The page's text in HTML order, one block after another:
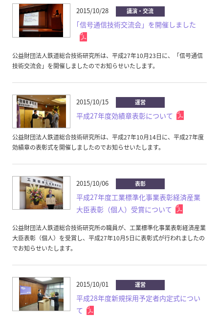
2015/10/28 講演・交流
｢信号通信技術交流会」を開催しました
公益財団法人鉄道総合技術研究所は、平成27年10月23日に、「信号通信
技術交流会」を開催しましたのでお知らせいたします。
2015/10/15 運営
平成27年度効績章表彰について
公益財団法人鉄道総合技術研究所は、平成27年10月14日に、平成27年度
効績章の表彰式を開催しましたのでお知らせいたします。
2015/10/06 表彰
平成27年度工業標準化事業表彰経済産業
大臣表彰（個人）受賞について
公益財団法人鉄道総合技術研究所の職員が、工業標準化事業表彰経済産業
大臣表彰（個人）を受賞し、平成27年10月5日に表彰式が行われましたの
でお知らせいたします。
2015/10/01 運営
平成28年度新規採用予定者内定式につい
て